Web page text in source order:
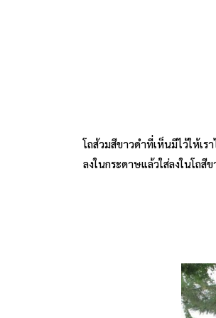
โถส้วมสีขาวดำที่เห็นมีไว้ให้เร
ลงในกระดาษแล้วใส่ลงในโถสี